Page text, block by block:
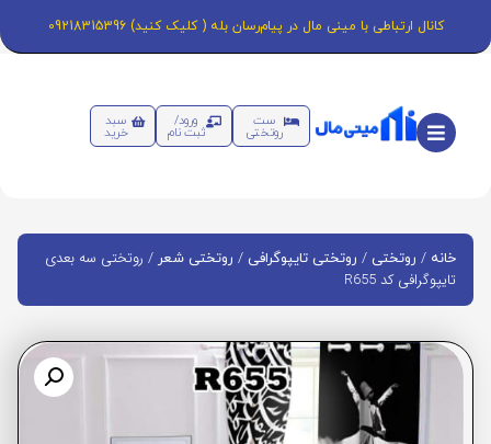
کانال ارتباطی با مینی مال در پیام‌رسان بله ( کلیک کنید) 09218315396
ست
روتختی
ورود/
ثبت نام
سبد
خرید
خانه / روتختی / روتختی تایپوگرافی / روتختی شعر / روتختی سه بعدی
تایپوگرافی کد R655